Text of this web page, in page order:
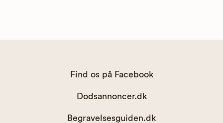
Find os på Facebook
Dodsannoncer.dk
Begravelsesguiden.dk